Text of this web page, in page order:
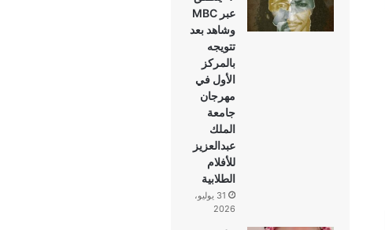
عبر MBC
وشاهد بعد
تتويجه
بالمركز
الأول في
مهرجان
جامعة
الملك
عبدالعزيز
للأفلام
الطلابية
31 يوليو،
2026